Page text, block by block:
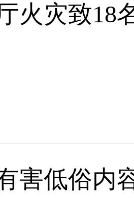
火灾致18
害低俗内